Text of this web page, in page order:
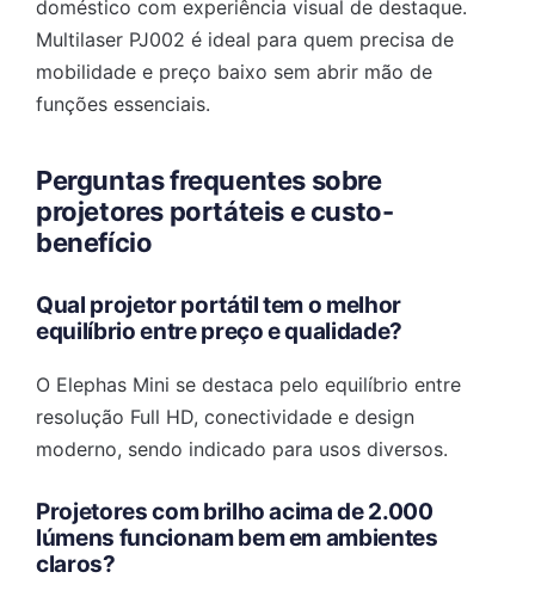
doméstico com experiência visual de destaque.
Multilaser PJ002 é ideal para quem precisa de
mobilidade e preço baixo sem abrir mão de
funções essenciais.
Perguntas frequentes sobre
projetores portáteis e custo-
benefício
Qual projetor portátil tem o melhor
equilíbrio entre preço e qualidade?
O Elephas Mini se destaca pelo equilíbrio entre
resolução Full HD, conectividade e design
moderno, sendo indicado para usos diversos.
Projetores com brilho acima de 2.000
lúmens funcionam bem em ambientes
claros?